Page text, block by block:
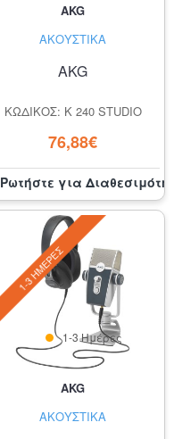
AKG
ΑΚΟΥΣΤΙΚΆ
AKG
ΚΩΔΙΚΌΣ: K 240 STUDIO
76,88€
Ρωτήστε για
1-3 ΗΜΈΡΕΣ
AKG
ΑΚΟΥΣΤΙΚΆ
1-3 Ημέρες